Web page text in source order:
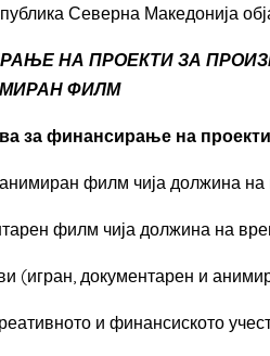
Северна Македонија
НА ПРОЕКТИ ЗА
ФИЛМ
за финансирање на
филм чија должина
филм чија должина на
(игран, документарен и
и финансиското